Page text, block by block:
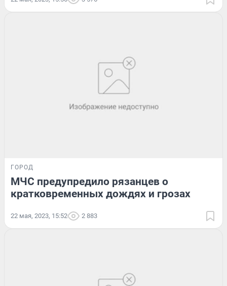
ГОРОД
МЧС предупредило рязанцев о
кратковременных дождях и грозах
22 мая, 2023, 15:52 2 883